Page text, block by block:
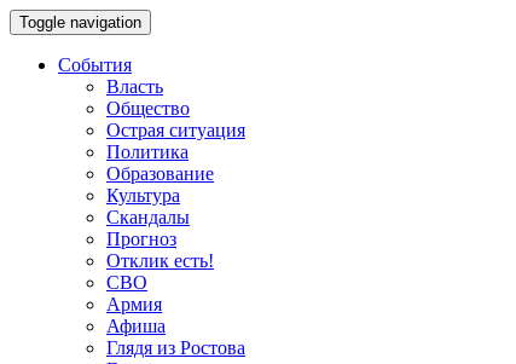
Toggle navigation
События
Власть
Общество
Острая ситуация
Политика
Образование
Культура
Скандалы
Прогноз
Отклик есть!
СВО
Армия
Афиша
Глядя из Ростова